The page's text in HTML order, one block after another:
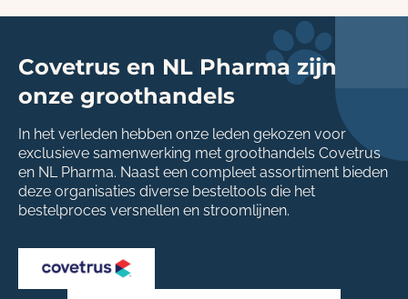
Covetrus en NL Pharma zijn
onze groothandels
In het verleden hebben onze leden gekozen voor
exclusieve samenwerking met groothandels Covetrus
en NL Pharma. Naast een compleet assortiment bieden
deze organisaties diverse besteltools die het
bestelproces versnellen en stroomlijnen.